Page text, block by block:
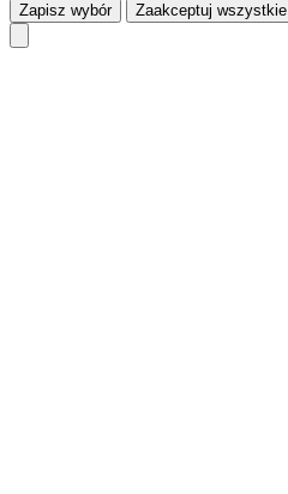
Zapisz wybór
Zaakceptuj wszystkie